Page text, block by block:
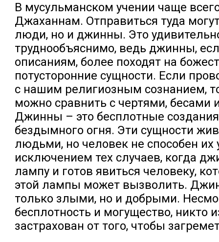
В мусульманском учении чаще
Джаханнам. Отправиться туда
люди, но и джинны. Это
труднообъяснимо, ведь джинны,
описаниям, более походят на
потусторонние сущности. Если
с нашим религиозным сознанием,
можно сравнить с чертями, бесами
Джинны – это бесплотные
бездымного огня. Эти сущности
людьми, но человек не способен их
исключением тех случаев, когда
лампу и готов явиться человеку,
этой лампы может вызволить.
только злыми, но и добрыми.
бесплотность и могущество, никто
застрахован от того, чтобы